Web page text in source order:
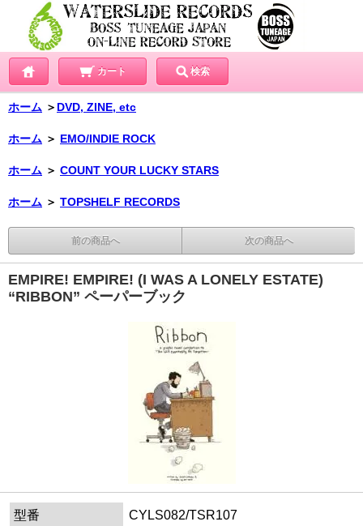
カート 検索
ホーム ＞ DVD, ZINE, etc
ホーム ＞ EMO/INDIE ROCK
ホーム ＞ COUNT YOUR LUCKY STARS
ホーム ＞ TOPSHELF RECORDS
前の商品へ 次の商品へ
EMPIRE! EMPIRE! (I WAS A LONELY ESTATE)
“RIBBON” ペーパーブック
型番
CYLS082/TSR107